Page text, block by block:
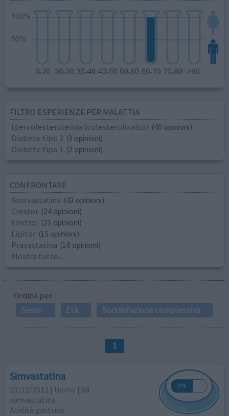
FILTRO ESPERIENZE PER MALATTIA
Ipercolesterolemia (colesterolo alto) (40 opinioni)
Diabete tipo 2 (3 opinioni)
Diabete tipo 1 (2 opinioni)
CONFRONTARE
Atorvastatina (43 opinioni)
Crestor (24 opinioni)
Ezetrol (21 opinioni)
Lipitor (15 opinioni)
Pravastatina (10 opinioni)
Mostra tutto...
Ordina per
Sesso
Età Soddisfazione complessiva
1
Simvastatina
23/12/2012 | Uomo | 68
simvastatina
Acidità gastrica